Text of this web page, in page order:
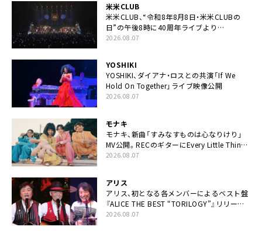
米米CLUB
米米CLUB、“令和8年8月8日・米米CLUBの
日”の午後8時に40周年ライブより
「FANtachy medley」を88年限定公開
2026.08.07
YOSHIKI
YOSHIKI、ダイアナ・ロスとの共演「If We
Hold On Together」ライブ映像公開
2026.08.07
モナキ
モナキ、新曲「すみなすものは心なりけり」
MV公開。RECのギターにEvery Little Thing・
伊藤一朗参加も
2026.08.07
アリス
アリス、初となる各メンバーによるベスト盤
『ALICE THE BEST “TORILOGY”』リリース
決定
2026.08.07